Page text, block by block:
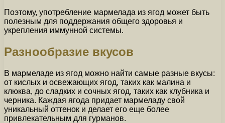
Поэтому, употребление мармелада из ягод может быть
полезным для поддержания общего здоровья и
укрепления иммунной системы.
Разнообразие вкусов
В мармеладе из ягод можно найти самые разные вкусы:
от кислых и освежающих ягод, таких как малина и
клюква, до сладких и сочных ягод, таких как клубника и
черника. Каждая ягода придает мармеладу свой
уникальный оттенок и делает его еще более
привлекательным для гурманов.